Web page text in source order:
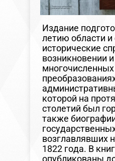
Издание
летию области
исторические
возникновении и
многочисленных
которой на
столетий был
также
возглавлявших
1822 года. В
опубликованы